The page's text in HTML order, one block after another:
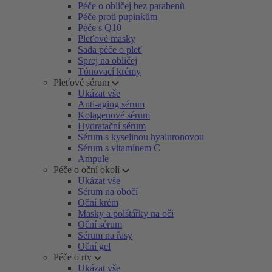
Péče o obličej bez parabenů
Péče proti pupínkům
Péče s Q10
Pleťové masky
Sada péče o pleť
Sprej na obličej
Tónovací krémy
Pleťové sérum
Ukázat vše
Anti-aging sérum
Kolagenové sérum
Hydratační sérum
Sérum s kyselinou hyaluronovou
Sérum s vitamínem C
Ampule
Péče o oční okolí
Ukázat vše
Sérum na obočí
Oční krém
Masky a polštářky na oči
Oční sérum
Sérum na řasy
Oční gel
Péče o rty
Ukázat vše